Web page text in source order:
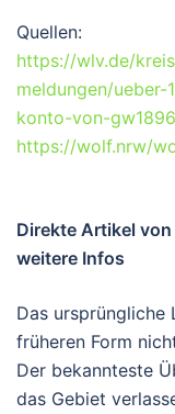
Quellen:
https://wlv.de/
meldungen/
konto-von-
https://wolf.nrw/
Direkte Artikel
weitere Infos
Das ursprüngliche
früheren Form
Der bekannteste
das Gebiet